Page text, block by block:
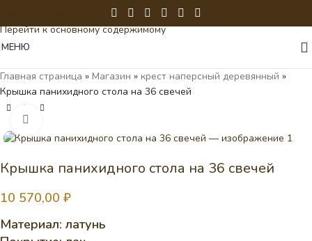
Перейти к основному содержимому
МЕНЮ
Главная страница » Магазин » крест наперсный деревянный »
Крышка панихидного стола на 36 свечей
Крышка панихидного стола на 36 свечей
10 570,00 ₽
Материал: латунь